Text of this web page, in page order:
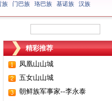
族 门巴族 珞巴族 基诺族 汉族
精彩推荐
凤凰山山城
五女山山城
朝鲜族军事家--李永泰